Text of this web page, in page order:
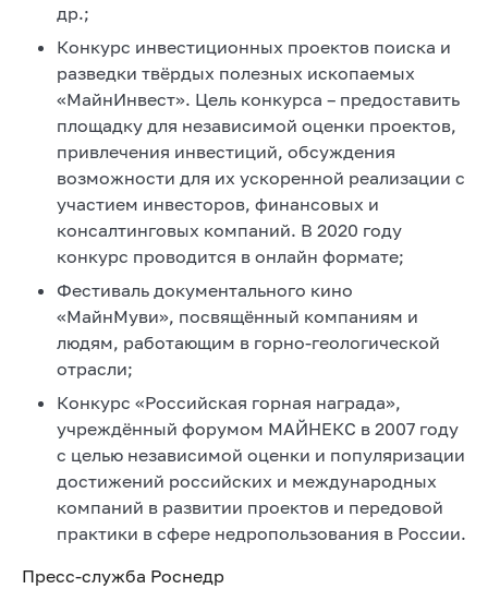
др.;
Конкурс инвестиционных проектов поиска и
разведки твёрдых полезных ископаемых
«МайнИнвест». Цель конкурса – предоставить
площадку для независимой оценки проектов,
привлечения инвестиций, обсуждения
возможности для их ускоренной реализации с
участием инвесторов, финансовых и
консалтинговых компаний. В 2020 году
конкурс проводится в онлайн формате;
Фестиваль документального кино
«МайнМуви», посвящённый компаниям и
людям, работающим в горно-геологической
отрасли;
Конкурс «Российская горная награда»,
учреждённый форумом МАЙНЕКС в 2007 году
с целью независимой оценки и популяризации
достижений российских и международных
компаний в развитии проектов и передовой
практики в сфере недропользования в России.
Пресс-служба Роснедр